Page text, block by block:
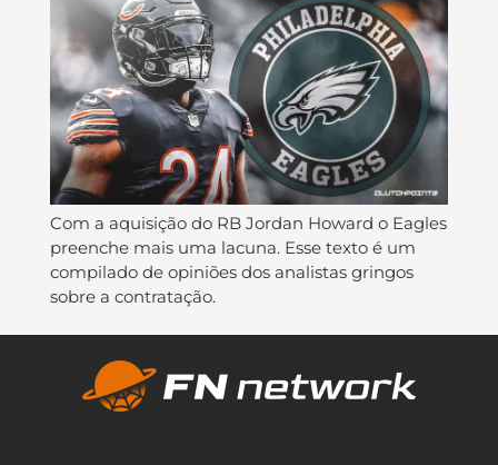
Com a aquisição do RB Jordan Howard o Eagles
preenche mais uma lacuna. Esse texto é um
compilado de opiniões dos analistas gringos
sobre a contratação.